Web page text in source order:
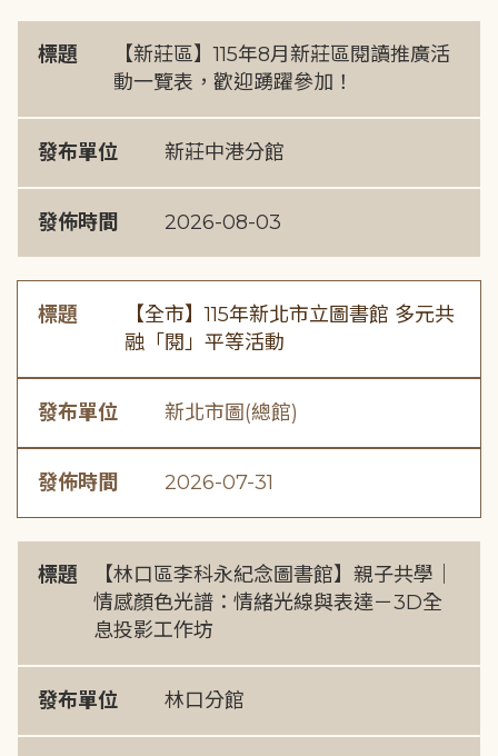
標題
【新莊區】115年8月新莊區閱讀推廣活
動一覽表，歡迎踴躍參加！
發布單位 新莊中港分館
發佈時間 2026-08-03
標題
【全市】115年新北市立圖書館 多元共
融「閱」平等活動
發布單位 新北市圖(總館)
發佈時間 2026-07-31
標題
【林口區李科永紀念圖書館】親子共學｜
情感顏色光譜：情緒光線與表達－3D全
息投影工作坊
發布單位 林口分館